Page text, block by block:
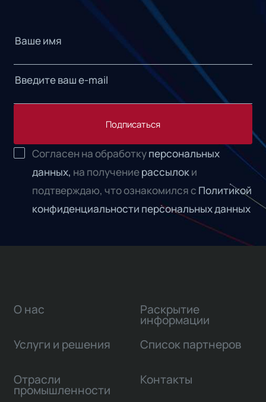
Подписаться
Согласен на обработкуперсональных
данных, на получениерассылоки
подтверждаю, что ознакомился с Политикой
конфиденциальности персональных данных
О нас
Услуги и решения
Отрасли
промышленности
Раскрытие
информации
Список партнеров
Контакты